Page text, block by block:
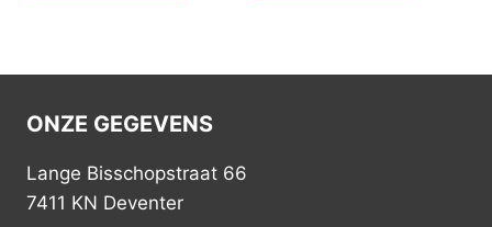
ONZE GEGEVENS
Lange Bisschopstraat 66
7411 KN Deventer